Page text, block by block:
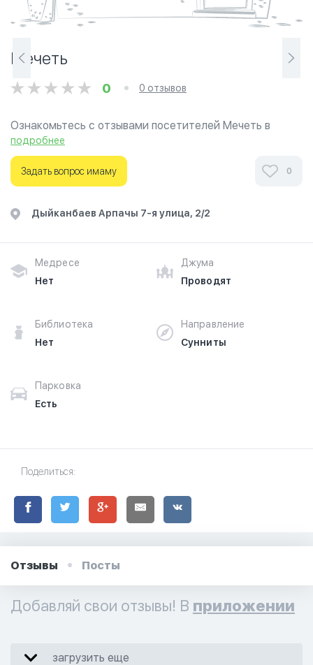
Мечеть
0 0 отзывов
Ознакомьтесь с отзывами посетителей Мечеть в
г.Бишкек на фотографиях и узнайте о часах работы.
Ваше духовное путешествие начинается здесь.
подробнее
Задать вопрос имаму 0
​Дыйканбаев Арпачы 7-я улица, 2/2
Медресе
Нет
Джума
Проводят
Библиотека
Нет
Направление
Сунниты
Парковка
Есть
Поделиться:
Отзывы Посты
Добавляй свои отзывы! В приложении
загрузить еще